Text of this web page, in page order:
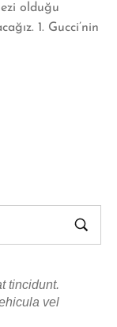
olduğu
1. Gucci’nin
tincidunt.
vel